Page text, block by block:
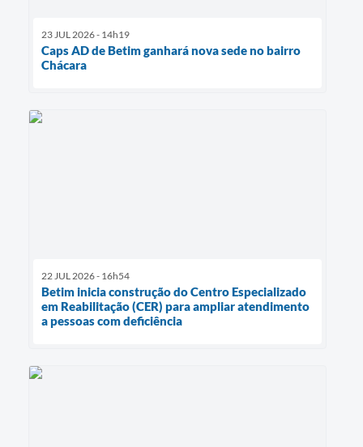
23 JUL 2026 - 14h19
Caps AD de Betim ganhará nova sede no bairro
Chácara
22 JUL 2026 - 16h54
Betim inicia construção do Centro Especializado
em Reabilitação (CER) para ampliar atendimento
a pessoas com deficiência